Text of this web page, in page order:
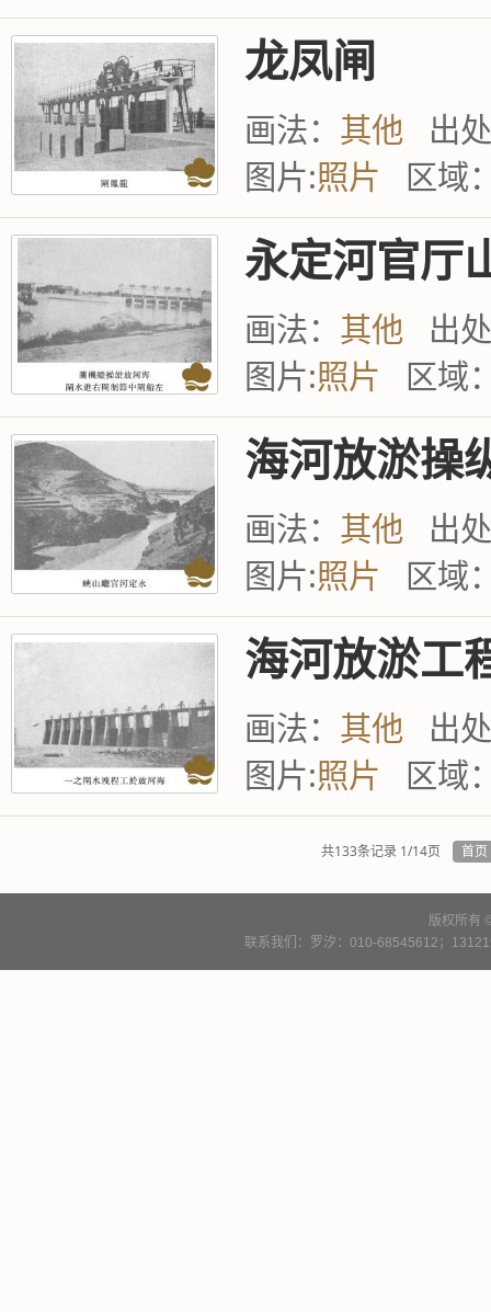
龙凤闸
画法： 其他
出
图片:照片 区域
永定河官厅
画法： 其他
出
图片:照片 区域
海河放淤操
画法： 其他
出
图片:照片 区域
海河放淤工
画法： 其他
出
图片:照片 区域
共133条记录 1/14页 首页
版权所有
联系我们：罗汐：010-68545612；